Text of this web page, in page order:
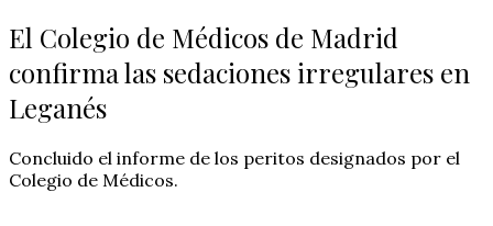
El Colegio de Médicos de Madrid
confirma las sedaciones irregulares en
Leganés
Concluido el informe de los peritos designados por el
Colegio de Médicos.